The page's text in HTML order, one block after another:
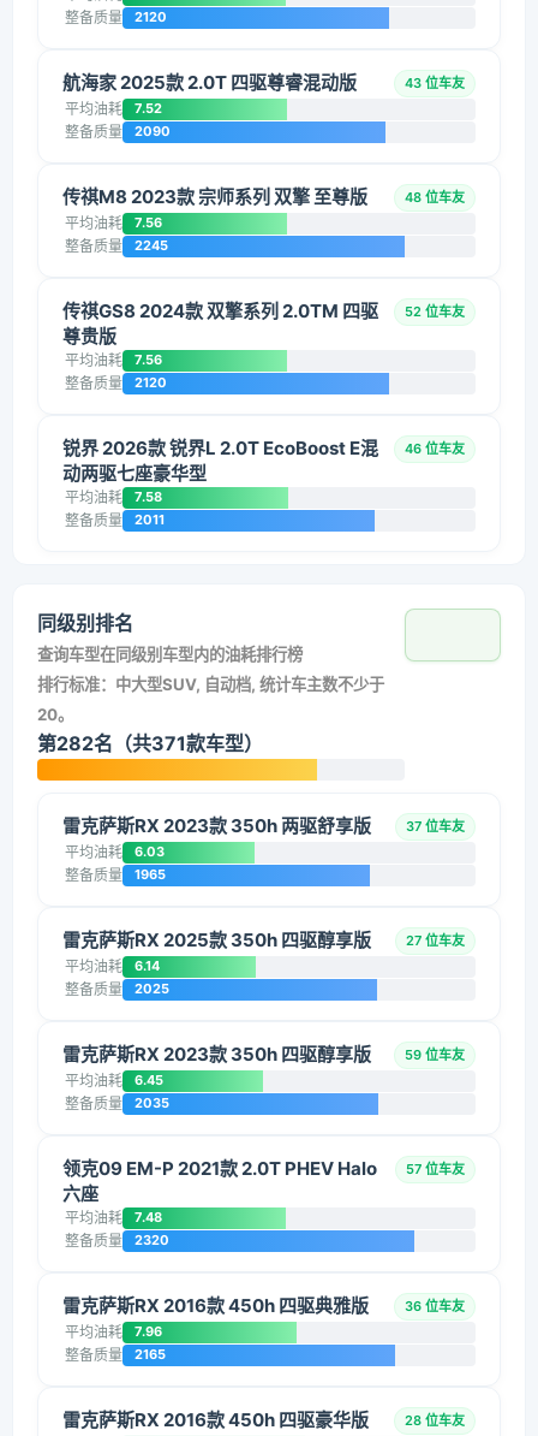
整备质量 2120
航海家 2025款 2.0T 四驱尊睿混动版 43 位车友
平均油耗 7.52
整备质量 2090
传祺M8 2023款 宗师系列 双擎 至尊版 48 位车友
平均油耗 7.56
整备质量 2245
传祺GS8 2024款 双擎系列 2.0TM 四驱
尊贵版
52 位车友
平均油耗 7.56
整备质量 2120
锐界 2026款 锐界L 2.0T EcoBoost E混
动两驱七座豪华型
46 位车友
平均油耗 7.58
整备质量 2011
同级别排名
查询车型在同级别车型内的油耗排行榜
排行标准：中大型SUV, 自动档, 统计车主数不少于
20。
第282名（共371款车型）
雷克萨斯RX 2023款 350h 两驱舒享版 37 位车友
平均油耗 6.03
整备质量 1965
雷克萨斯RX 2025款 350h 四驱醇享版 27 位车友
平均油耗 6.14
整备质量 2025
雷克萨斯RX 2023款 350h 四驱醇享版 59 位车友
平均油耗 6.45
整备质量 2035
领克09 EM-P 2021款 2.0T PHEV Halo
六座
57 位车友
平均油耗 7.48
整备质量 2320
雷克萨斯RX 2016款 450h 四驱典雅版 36 位车友
平均油耗 7.96
整备质量 2165
雷克萨斯RX 2016款 450h 四驱豪华版 28 位车友